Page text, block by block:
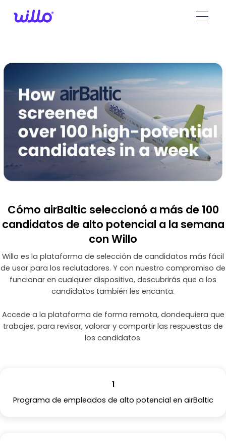
note:
an
system.
Cómo airBaltic seleccionó a más de 100
candidatos de alto potencial a la semana
con Willo
Willo es la plataforma de selección de candidatos más fácil
de usar para los reclutadores. Y con nuestro compromiso de
funcionar en cualquier dispositivo, descubrirás que a los
candidatos también les encanta.
Accede a la plataforma de forma remota, dondequiera que
trabajes, para revisar, valorar y compartir las respuestas de
los candidatos.
1
Programa de empleados de alto potencial en airBaltic